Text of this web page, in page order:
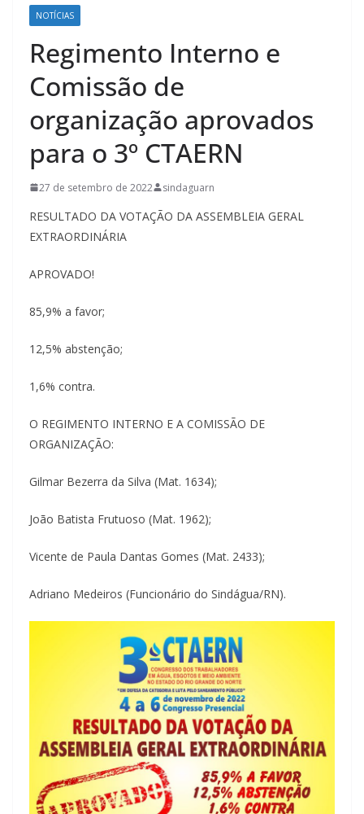
NOTÍCIAS
Regimento Interno e
Comissão de
organização aprovados
para o 3º CTAERN
27 de setembro de 2022 sindaguarn
RESULTADO DA VOTAÇÃO DA ASSEMBLEIA GERAL
EXTRAORDINÁRIA
APROVADO!
85,9% a favor;
12,5% abstenção;
1,6% contra.
O REGIMENTO INTERNO E A COMISSÃO DE
ORGANIZAÇÃO:
Gilmar Bezerra da Silva (Mat. 1634);
João Batista Frutuoso (Mat. 1962);
Vicente de Paula Dantas Gomes (Mat. 2433);
Adriano Medeiros (Funcionário do Sindágua/RN).